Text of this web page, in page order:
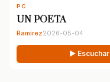
PC
UN POETA
Ramírez2026-05-04
▶ Escuchar